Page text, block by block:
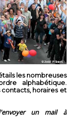
les nombreuses
alphabétique.
horaires et
un mail à